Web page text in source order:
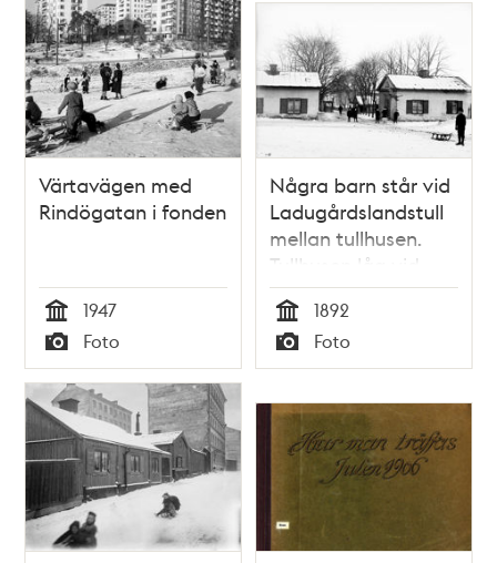
Värtavägen med
Rindögatan i fonden
Tid
1947
Typ
Foto
Några barn står vid
Ladugårdslandstull
mellan tullhusen.
Tullhusen låg vid
nuvarande
Karlaplan, de revs
1896
Tid
1892
Typ
Foto